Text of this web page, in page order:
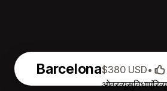
Barcelona
ओवरव्यूसुविधाएंरिव्यू
$380 USD•